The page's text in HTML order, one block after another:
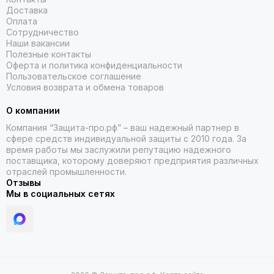
которые могут понадобиться в вашей работе. Не забудьте
также учесть условия труда — некоторые модели касок
разработаны специально для работы в экстремальных
температурах или повышенной влажности.
Сделайте выбор в пользу безопасности
и обеспечьте себе надёжную защиту на рабочем месте.
Оформите заказ онлайн и получите качественный товар в
кратчайшие сроки!
Доставка
Оплата
Сотрудничество
Наши вакансии
Полезные контакты
Оферта и политика конфиденциальности
Пользовательское соглашение
Условия возврата и обмена товаров
О компании
Компания “Защита-про.рф” – ваш надежный партнер в
сфере средств индивидуальной защиты с 2010 года. За
время работы мы заслужили репутацию надежного
поставщика, которому доверяют предприятия различных
отраслей промышленности.
Отзывы
Мы в социальных сетях